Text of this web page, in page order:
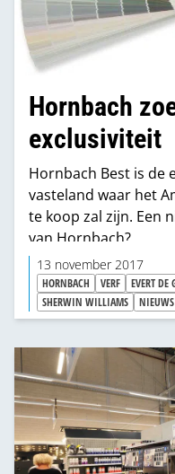
Hornbach
exclusiviteit
Hornbach Best is de
vasteland waar het
te koop zal zijn. Een
van Hornbach?
13 november 2017
HORNBACH VERF EVERT DE
SHERWIN WILLIAMS
NIEUWS